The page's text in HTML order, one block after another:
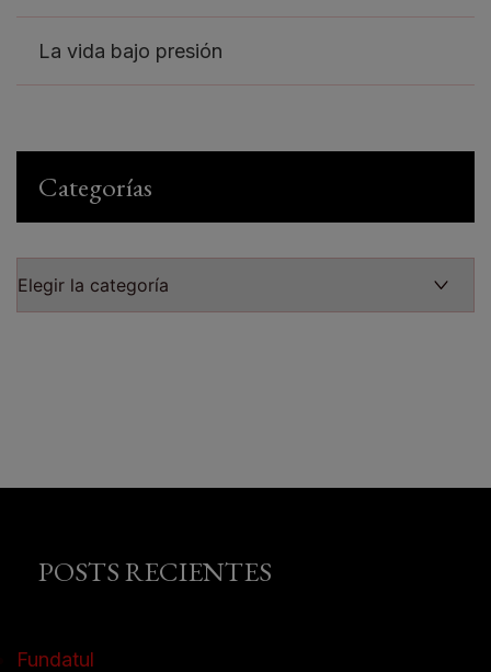
La vida bajo presión
Categorías
POSTS RECIENTES
Fundatul